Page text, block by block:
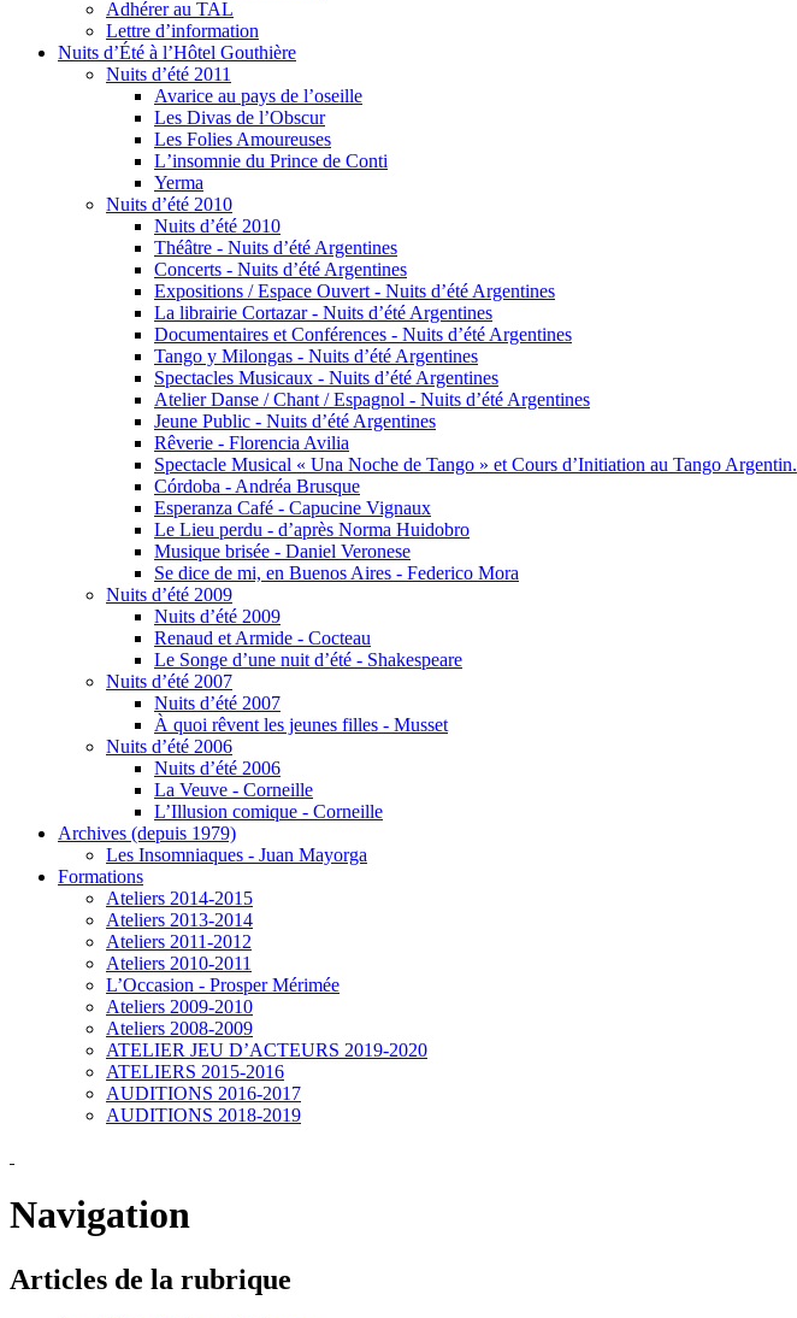
Adhérer au TAL
Lettre d’information
Nuits d’Été à l’Hôtel Gouthière
Nuits d’été 2011
Avarice au pays de l’oseille
Les Divas de l’Obscur
Les Folies Amoureuses
Lʼinsomnie du Prince de Conti
Yerma
Nuits d’été 2010
Nuits d’été 2010
Théâtre - Nuits d’été Argentines
Concerts - Nuits d’été Argentines
Expositions / Espace Ouvert - Nuits d’été Argentines
La librairie Cortazar - Nuits d’été Argentines
Documentaires et Conférences - Nuits d’été Argentines
Tango y Milongas - Nuits d’été Argentines
Spectacles Musicaux - Nuits d’été Argentines
Atelier Danse / Chant / Espagnol - Nuits d’été Argentines
Jeune Public - Nuits d’été Argentines
Rêverie - Florencia Avilia
Spectacle Musical « Una Noche de Tango » et Cours d’Initiation au Tango Argentin.
Córdoba - Andréa Brusque
Esperanza Café - Capucine Vignaux
Le Lieu perdu - d’après Norma Huidobro
Musique brisée - Daniel Veronese
Se dice de mi, en Buenos Aires - Federico Mora
Nuits d’été 2009
Nuits d’été 2009
Renaud et Armide - Cocteau
Le Songe d’une nuit d’été - Shakespeare
Nuits d’été 2007
Nuits d’été 2007
À quoi rêvent les jeunes filles - Musset
Nuits d’été 2006
Nuits d’été 2006
La Veuve - Corneille
L’Illusion comique - Corneille
Archives (depuis 1979)
Les Insomniaques - Juan Mayorga
Formations
Ateliers 2014-2015
Ateliers 2013-2014
Ateliers 2011-2012
Ateliers 2010-2011
L’Occasion - Prosper Mérimée
Ateliers 2009-2010
Ateliers 2008-2009
ATELIER JEU D’ACTEURS 2019-2020
ATELIERS 2015-2016
AUDITIONS 2016-2017
AUDITIONS 2018-2019
Navigation
Articles de la rubrique